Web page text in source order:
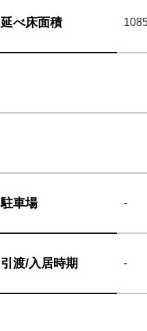
延べ床面積
駐車場 -
引渡/入居時期 -